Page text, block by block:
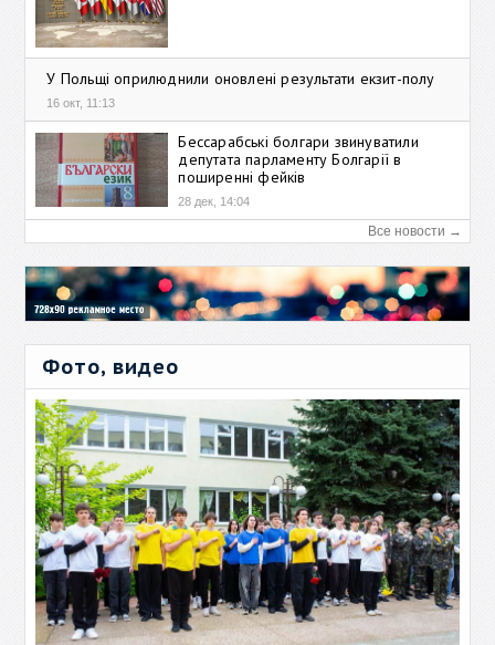
У Польщі оприлюднили оновлені результати екзит-полу
16 окт, 11:13
Бессарабські болгари звинуватили
депутата парламенту Болгарії в
поширенні фейків
28 дек, 14:04
Все новости →
Фото, видео